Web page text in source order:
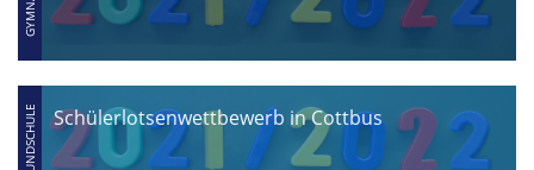
Schülerlotsenwettbewerb in Cottbus